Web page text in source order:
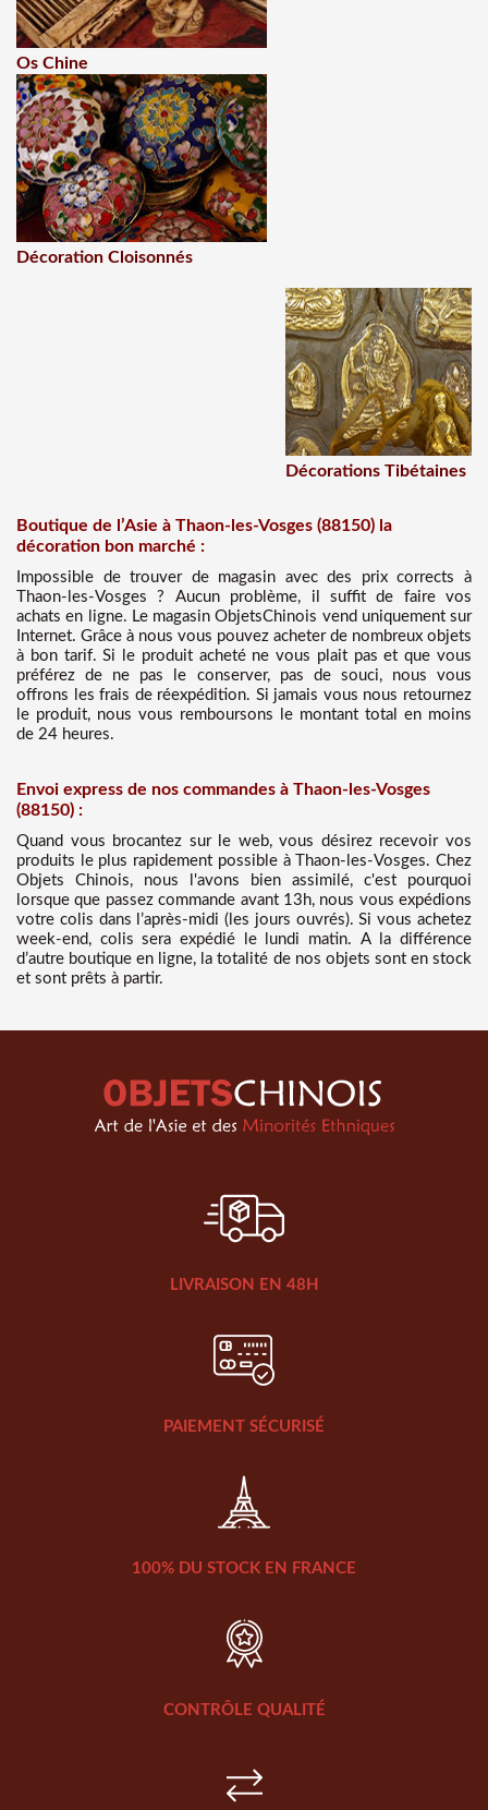
Os Chine
Décoration Cloisonnés
Décorations Tibétaines
Boutique de l’Asie à Thaon-les-Vosges (88150) la
décoration bon marché :
Impossible de trouver de magasin avec des prix corrects à
Thaon-les-Vosges ? Aucun problème, il suffit de faire vos
achats en ligne. Le magasin ObjetsChinois vend uniquement sur
Internet. Grâce à nous vous pouvez acheter de nombreux objets
à bon tarif. Si le produit acheté ne vous plait pas et que vous
préférez de ne pas le conserver, pas de souci, nous vous
offrons les frais de réexpédition. Si jamais vous nous retournez
le produit, nous vous remboursons le montant total en moins
de 24 heures.
Envoi express de nos commandes à Thaon-les-Vosges
(88150) :
Quand vous brocantez sur le web, vous désirez recevoir vos
produits le plus rapidement possible à Thaon-les-Vosges. Chez
Objets Chinois, nous l'avons bien assimilé, c'est pourquoi
lorsque que passez commande avant 13h, nous vous expédions
votre colis dans l’après-midi (les jours ouvrés). Si vous achetez
week-end, colis sera expédié le lundi matin. A la différence
d’autre boutique en ligne, la totalité de nos objets sont en stock
et sont prêts à partir.
LIVRAISON EN 48H
PAIEMENT SÉCURISÉ
100% DU STOCK EN FRANCE
CONTRÔLE QUALITÉ